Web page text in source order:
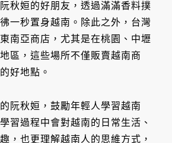
秋姮的好朋友，透過滿滿香料撲
一秒置身越南。除此之外，台灣
南亞商店，尤其是在桃園、中壢
區，這些場所不僅販賣越南商
好地點。
阮秋姮，鼓勵年輕人學習越南
習過程中會對越南的日常生活、
，也更理解越南人的思維方式，